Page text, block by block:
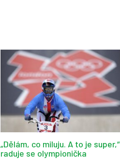
„Dělám, co miluju. A to je super,“
raduje se olympionička